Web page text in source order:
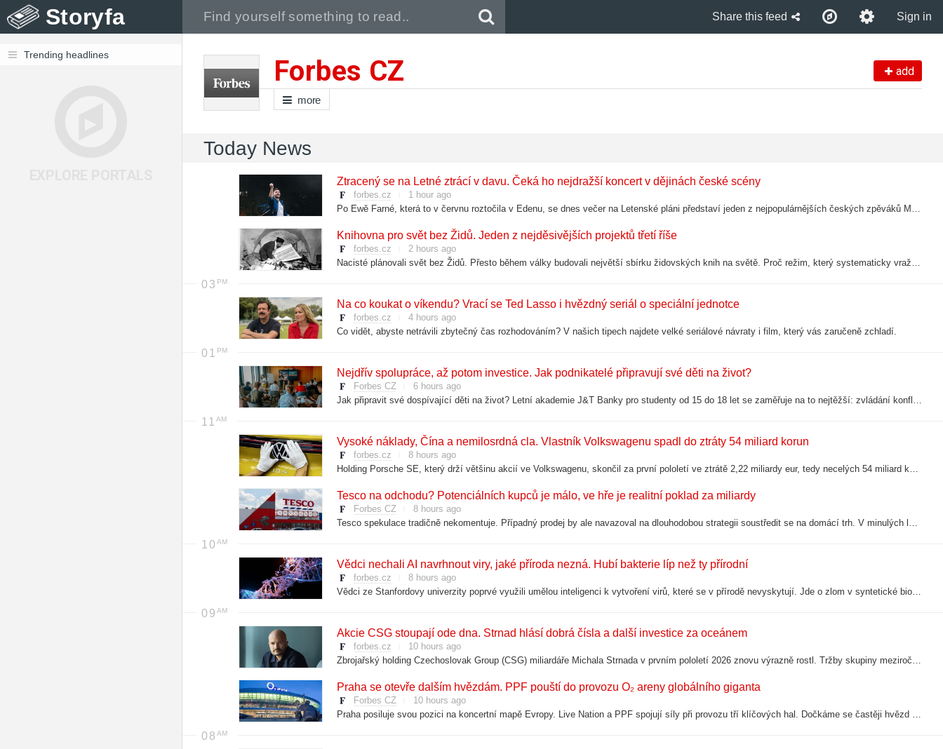
Storyfa Share this feed Sign in
Trending headlines Forbes CZ add
more
Today News
Ztracený se na Letné ztrácí v davu. Čeká ho nejdražší koncert v dějinách české scény
forbes.cz
1 hour ago
Po Ewě Farné, která to v červnu roztočila v Edenu, se dnes večer na Letenské pláni představí jeden z nejpopulárnějších českých zpěváků Marek Ztracený. Jednačtyřicetiletý instrumentalista se stane teprve čtvrtým interpretem, který na tomto…
Knihovna pro svět bez Židů. Jeden z nejděsivějších projektů třetí říše
forbes.cz
2 hours ago
Nacisté plánovali svět bez Židů. Přesto během války budovali největší sbírku židovských knih na světě. Proč režim, který systematicky vraždil jejich majitele, věnoval tolik úsilí záchraně jejich knih? Odpověď ukrývá jeden z nejméně známých…
03
Na co koukat o víkendu? Vrací se Ted Lasso i hvězdný seriál o speciální jednotce
forbes.cz
4 hours ago
Co vidět, abyste netrávili zbytečný čas rozhodováním? V našich tipech najdete velké seriálové návraty i film, který vás zaručeně zchladí.
01
Nejdřív spolupráce, až potom investice. Jak podnikatelé připravují své děti na život?
Forbes CZ
6 hours ago
Jak připravit své dospívající děti na život? Letní akademie J&T Banky pro studenty od 15 do 18 let se zaměřuje na to nejtěžší: zvládání konfliktů a přijímání kritiky. Místo běžných přednášek je trénuje bývalý policejní vyjednavač nebo…
11
Vysoké náklady, Čína a nemilosrdná cla. Vlastník Volkswagenu spadl do ztráty 54 miliard korun
forbes.cz
8 hours ago
Holding Porsche SE, který drží většinu akcií ve Volkswagenu, skončil za první pololetí ve ztrátě 2,22 miliardy eur, tedy necelých 54 miliard korun. Před rokem přitom vydělal 338 milionů eur. Vedení holdingu zároveň veřejně vyzvalo…
Tesco na odchodu? Potenciálních kupců je málo, ve hře je realitní poklad za miliardy
Forbes CZ
8 hours ago
Tesco spekulace tradičně nekomentuje. Případný prodej by ale navazoval na dlouhodobou strategii soustředit se na domácí trh. V minulých letech skupina opustila například Jižní Koreu, Thajsko či Malajsii.
10
Vědci nechali AI navrhnout viry, jaké příroda nezná. Hubí bakterie líp než ty přírodní
forbes.cz
8 hours ago
Vědci ze Stanfordovy univerzity poprvé využili umělou inteligenci k vytvoření virů, které se v přírodě nevyskytují. Jde o zlom v syntetické biologii, který otevírá cestu k novým způsobům léčby, zároveň však vyvolává otázky ohledně…
09
Akcie CSG stoupají ode dna. Strnad hlásí dobrá čísla a další investice za oceánem
forbes.cz
10 hours ago
Zbrojařský holding Czechoslovak Group (CSG) miliardáře Michala Strnada v prvním pololetí 2026 znovu výrazně rostl. Tržby skupiny meziročně stouply o 17,2 procenta na 3,25 miliardy eur (zhruba 78,7 miliard korun), čistý zisk z pokračujících…
Praha se otevře dalším hvězdám. PPF pouští do provozu O₂ areny globálního giganta
Forbes CZ
10 hours ago
Praha posiluje svou pozici na koncertní mapě Evropy. Live Nation a PPF spojují síly při provozu tří klíčových hal. Dočkáme se častěji hvězd formátu Billie Eilish, Dua Lipy nebo Metallicy?
08
Pull down to refresh..